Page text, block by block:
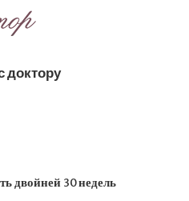
доктору
двойней 30 недель